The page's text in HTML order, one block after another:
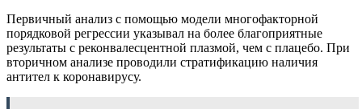
Первичный анализ с помощью модели многофакторной
порядковой регрессии указывал на более благоприятные
результаты с реконвалесцентной плазмой, чем с плацебо. При
вторичном анализе проводили стратификацию наличия
антител к коронавирусу.